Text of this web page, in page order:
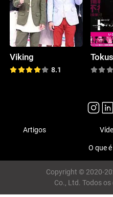
Viking
8.1
Artigos
O que
Copyright © 2020-
Co., Ltd. Todos